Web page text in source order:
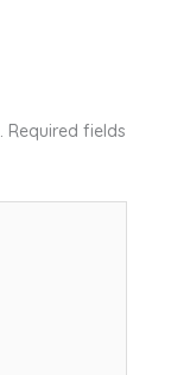
Required fields